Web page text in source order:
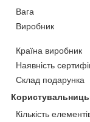
Вага
Виробник
Країна виробник
Наявність
Склад подарунка
Кількість